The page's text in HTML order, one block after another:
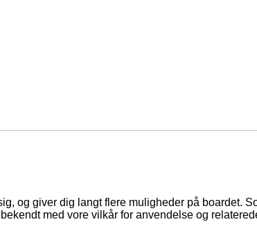
og giver dig langt flere muligheder på boardet.
med vore vilkår for anvendelse og